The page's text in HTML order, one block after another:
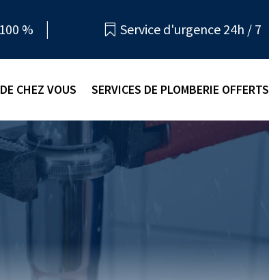
%  Service d'urgence 24h / 7
CHEZ VOUS SERVICES DE PLOMBERIE OFFERTS